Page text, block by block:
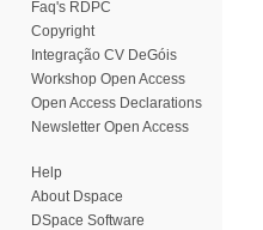
Faq's RDPC
Copyright
Integração CV DeGóis
Workshop Open Access
Open Access Declarations
Newsletter Open Access
Help
About Dspace
DSpace Software